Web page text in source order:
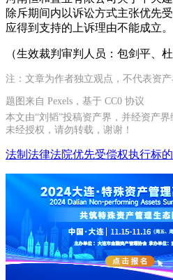
除斥期间内以诉讼方式主张优先
应得到支持的上诉理由不能成立。
（生效裁判审判人员：包剑平、
注：文章为作者独立观点，不代表资产
题图来自 Pexels，基于 CC0 协议
本文由“刘韬”投稿资产界，并经资产
未经授权，请勿转载，谢谢！
法制 法律法院优先受偿权执行标的